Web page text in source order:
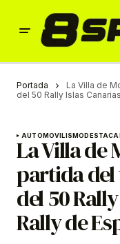
Portada
La Villa de
del 50 Rally Islas
AUTOMOVILISMO
La Villa de
partida
del 50
Rally de